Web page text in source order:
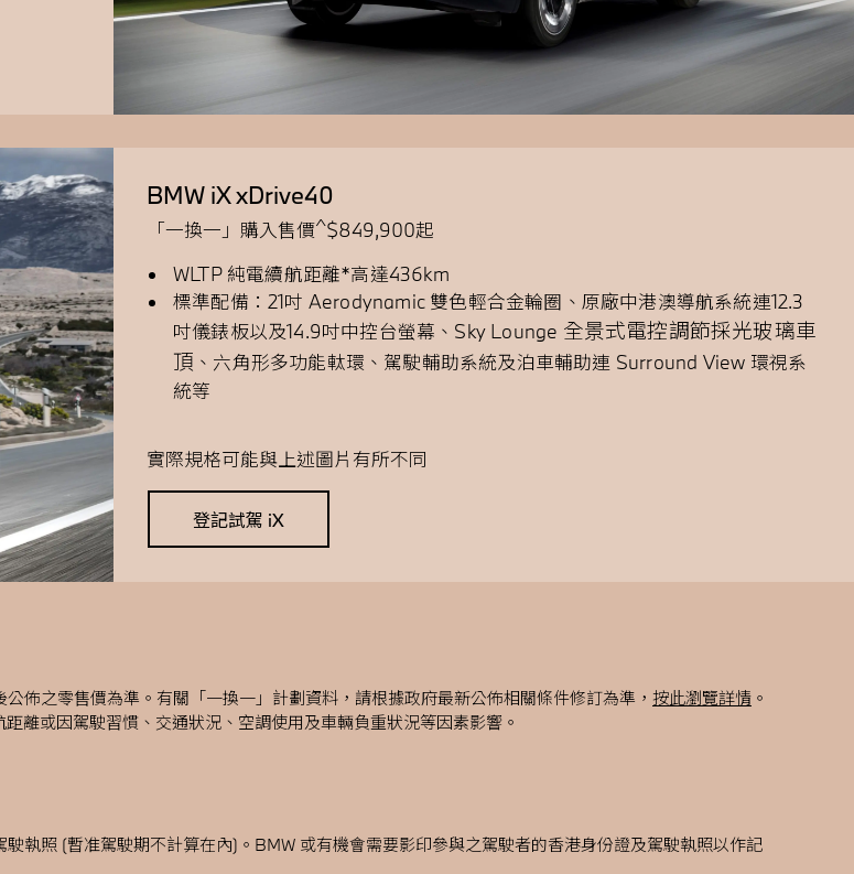
BMW iX xDrive40
「一換一」購入售價^$849,900起
WLTP 純電續航距離*高達436km
標準配備：21吋 Aerodynamic 雙色輕合金輪圈、原廠中港澳導航系統連12.3
吋儀錶板以及14.9吋中控台螢幕、Sky Lounge 全景式電控調節採光玻璃車
頂 、六角形多功能軚環、駕駛輔助系統及泊車輔助連 Surround View 環視系
統等
實際規格可能與上述圖片有所不同
登記試駕 iX
佈之零售價為準。有關「一換一」計劃資料，請根據政府最新公佈相關條件修訂為準， 按此瀏覽詳情 。
離或因駕駛習慣、交通狀況、空調使用及車輛負重狀況等因素影響。
執照 (暫准駕駛期不計算在內)。BMW 或有機會需要影印參與之駕駛者的香港身份證及駕駛執照以作記